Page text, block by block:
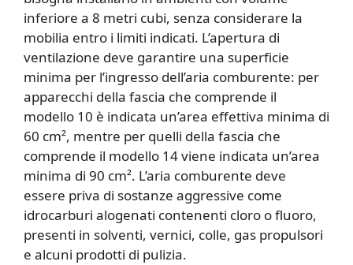
inferiore a 8 metri cubi, senza considerare la
mobilia entro i limiti indicati. L’apertura di
ventilazione deve garantire una superficie
minima per l’ingresso dell’aria comburente: per
apparecchi della fascia che comprende il
modello 10 è indicata un’area effettiva minima di
60 cm², mentre per quelli della fascia che
comprende il modello 14 viene indicata un’area
minima di 90 cm². L’aria comburente deve
essere priva di sostanze aggressive come
idrocarburi alogenati contenenti cloro o fluoro,
presenti in solventi, vernici, colle, gas propulsori
e alcuni prodotti di pulizia.